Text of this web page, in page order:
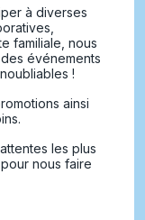
à diverses
familiale, nous
événements
!
ainsi
les plus
nous faire